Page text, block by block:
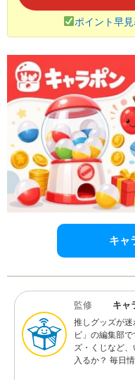
ポイント早
キャ
監修 キャ
推しグッズが
ビ」の編集部
ズ・くじなど
入るか？ 毎日